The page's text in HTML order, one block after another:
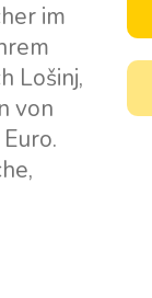
im
Lošinj,
von